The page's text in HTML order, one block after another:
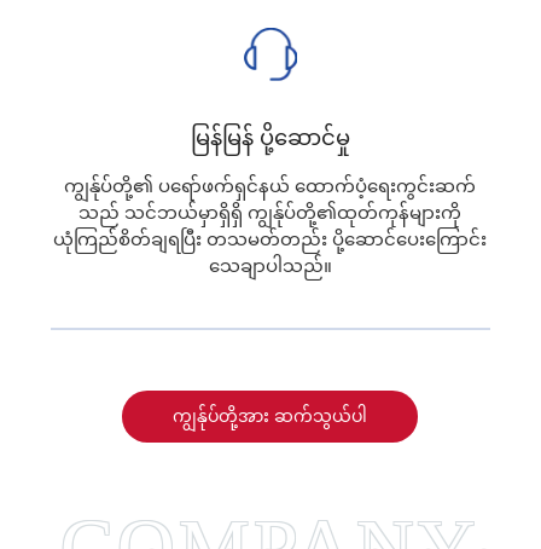
မြန်မြန် ပို့ဆောင်မှု
ကျွန်ုပ်တို့၏ ပရော်ဖက်ရှင်နယ် ထောက်ပံ့ရေးကွင်းဆက်
သည် သင်ဘယ်မှာရှိရှိ ကျွန်ုပ်တို့၏ထုတ်ကုန်များကို
ယုံကြည်စိတ်ချရပြီး တသမတ်တည်း ပို့ဆောင်ပေးကြောင်း
သေချာပါသည်။
ကျွန်ုပ်တို့အား ဆက်သွယ်ပါ